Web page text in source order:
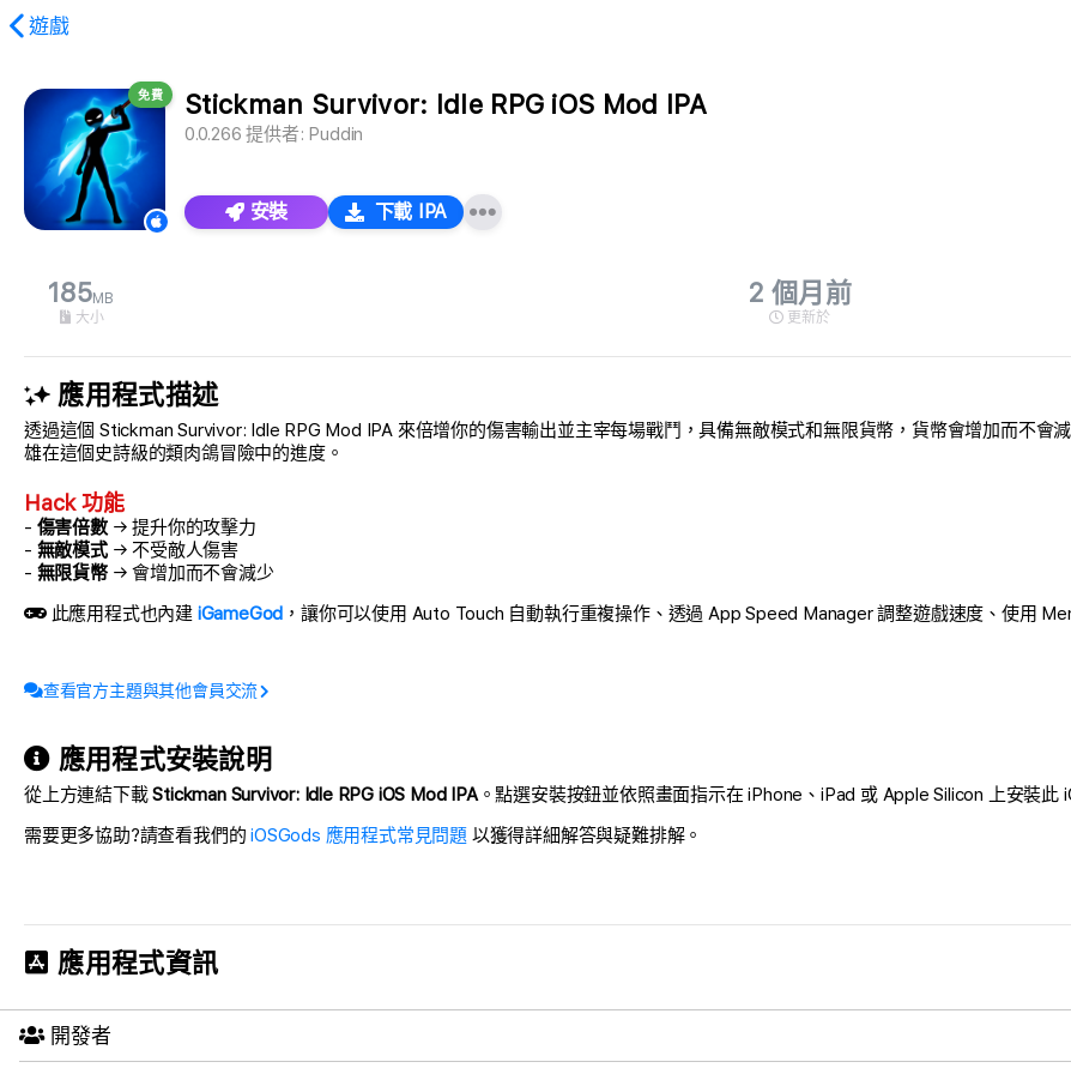
遊戲
免費 Stickman Survivor: Idle RPG iOS Mod IPA
0.0.266 提供者: Puddin
安裝 下載 IPA
185MB
大小
2 個月前
更新於
應用程式描述
透過這個 Stickman Survivor: Idle RPG Mod IPA 來倍增你的傷害輸出並主宰每場戰鬥，具備無敵模式和無限貨幣，貨幣會增加而不
雄在這個史詩級的類肉鴿冒險中的進度。
Hack 功能
- 傷害倍數→ 提升你的攻擊力
- 無敵模式→ 不受敵人傷害
- 無限貨幣→ 會增加而不會減少
此應用程式也內建 iGameGod ，讓你可以使用 Auto Touch 自動執行重複操作、透過 App Speed Manager 調整遊戲速度、使用
查看官方主題與其他會員交流
應用程式安裝說明
從上方連結下載Stickman Survivor: Idle RPG iOS Mod IPA。點選安裝按鈕並依照畫面指示在 iPhone、iPad 或 Apple Silicon 上安裝此
需要更多協助?請查看我們的iOSGods 應用程式常見問題 以獲得詳細解答與疑難排解。
應用程式資訊
開發者